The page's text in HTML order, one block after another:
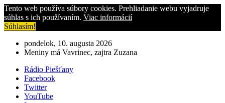
Tento web používa súbory cookies. Prehliadanie webu vyjadruje
súhlas s ich používaním. Viac informácií
Súhlasím!
pondelok, 10. augusta 2026
Meniny má Vavrinec, zajtra Zuzana
Rádio Piešťany
Facebook
Twitter
YouTube